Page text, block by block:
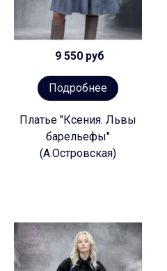
9 550 руб
Подробнее
Платье "Ксения. Львы
барельефы"
(А.Островская)